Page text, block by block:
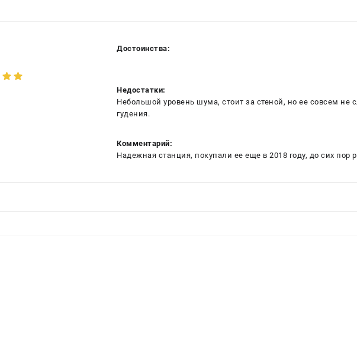
Достоинства:
Недостатки:
Небольшой уровень шума, стоит за стеной, но ее совсем не
гудения.
Комментарий:
Надежная станция, покупали ее еще в 2018 году, до сих пор